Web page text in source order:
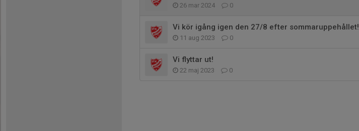
26 mar 2024 0
Vi kör igång igen den 27/8 efter sommaruppehållet!
11 aug 2023 0
Vi flyttar ut!
22 maj 2023 0